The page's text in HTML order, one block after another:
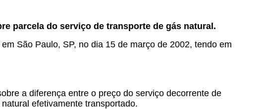
parcela do serviço de transporte de gás natural.
São Paulo, SP, no dia 15 de março de 2002, tendo em
a diferença entre o preço do serviço decorrente de
efetivamente transportado.